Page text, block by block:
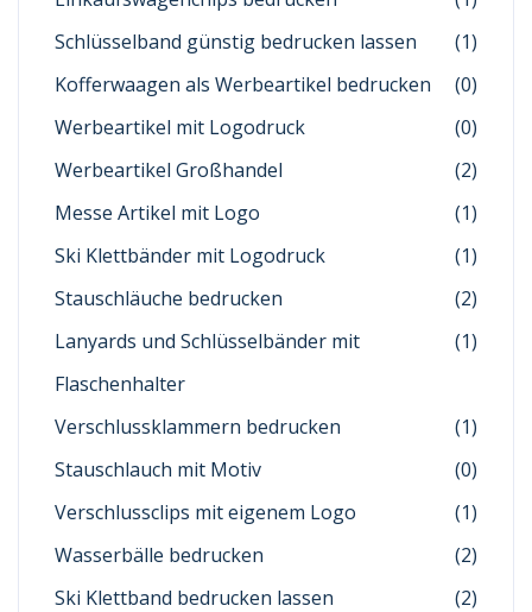
Schlüsselband günstig bedrucken lassen
(1)
Kofferwaagen als Werbeartikel bedrucken
(0)
Werbeartikel mit Logodruck
(0)
Werbeartikel Großhandel
(2)
Messe Artikel mit Logo
(1)
Ski Klettbänder mit Logodruck
(1)
Stauschläuche bedrucken
(2)
Lanyards und Schlüsselbänder mit
Flaschenhalter
(1)
Verschlussklammern bedrucken
(1)
Stauschlauch mit Motiv
(0)
Verschlussclips mit eigenem Logo
(1)
Wasserbälle bedrucken
(2)
Ski Klettband bedrucken lassen
(2)